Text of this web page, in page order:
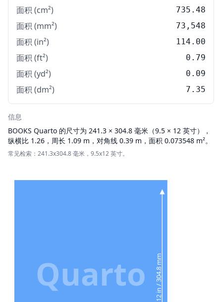
面积 (cm²) 735.48
面积 (mm²) 73,548
面积 (in²) 114.00
面积 (ft²) 0.79
面积 (yd²) 0.09
面积 (dm²) 7.35
信息
BOOKS Quarto 的尺寸为 241.3 × 304.8 毫米（9.5 × 12 英寸），
纵横比 1.26，周长 1.09 m，对角线 0.39 m，面积 0.073548 m²。
常见检索：241.3x304.8 毫米，9.5x12 英寸。
12 in / 304.8 mm
Quarto